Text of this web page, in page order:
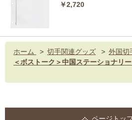
￥2,720
ホーム > 切手関連グッズ > 外国切
＜ボストーク＞中国ステーショナリ